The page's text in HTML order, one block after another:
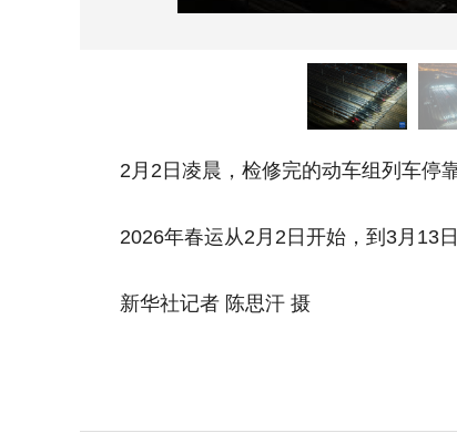
2月2日凌晨，检修完的动车组列车停靠
2026年春运从2月2日开始，到3月13日
新华社记者 陈思汗 摄